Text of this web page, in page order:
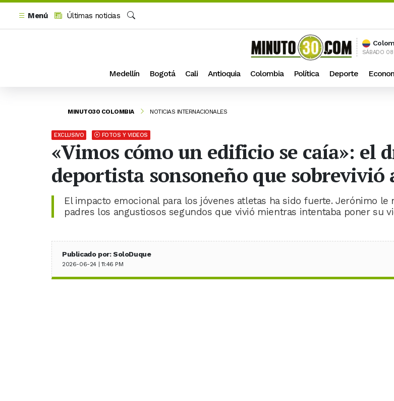
Menú
Últimas noticias
Buscar
SÁBADO
Medellín Bogotá Cali Antioquia Colombia Política Deporte
MINUTO30 COLOMBIA NOTICIAS INTERNACIONALES
EXCLUSIVO FOTOS Y VIDEOS
«Vimos cómo un edificio se caía»: el
deportista sonsoneño que sobrevivió
El impacto emocional para los jóvenes atletas ha sido fuerte. Jerónimo le
padres los angustiosos segundos que vivió mientras intentaba poner su
Publicado por: SoloDuque
2026-06-24 | 11:46 PM